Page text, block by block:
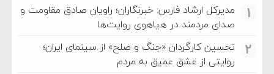
1
مدیرکل ارشاد فارس: خبرنگاران؛ راویان صادق مقاومت و
صدای مردمند در هیاهوی روایت‌ها
2
تحسین کارگردان «جنگ و صلح» از سینمای ایران؛
روایتی از عشق عمیق به مردم